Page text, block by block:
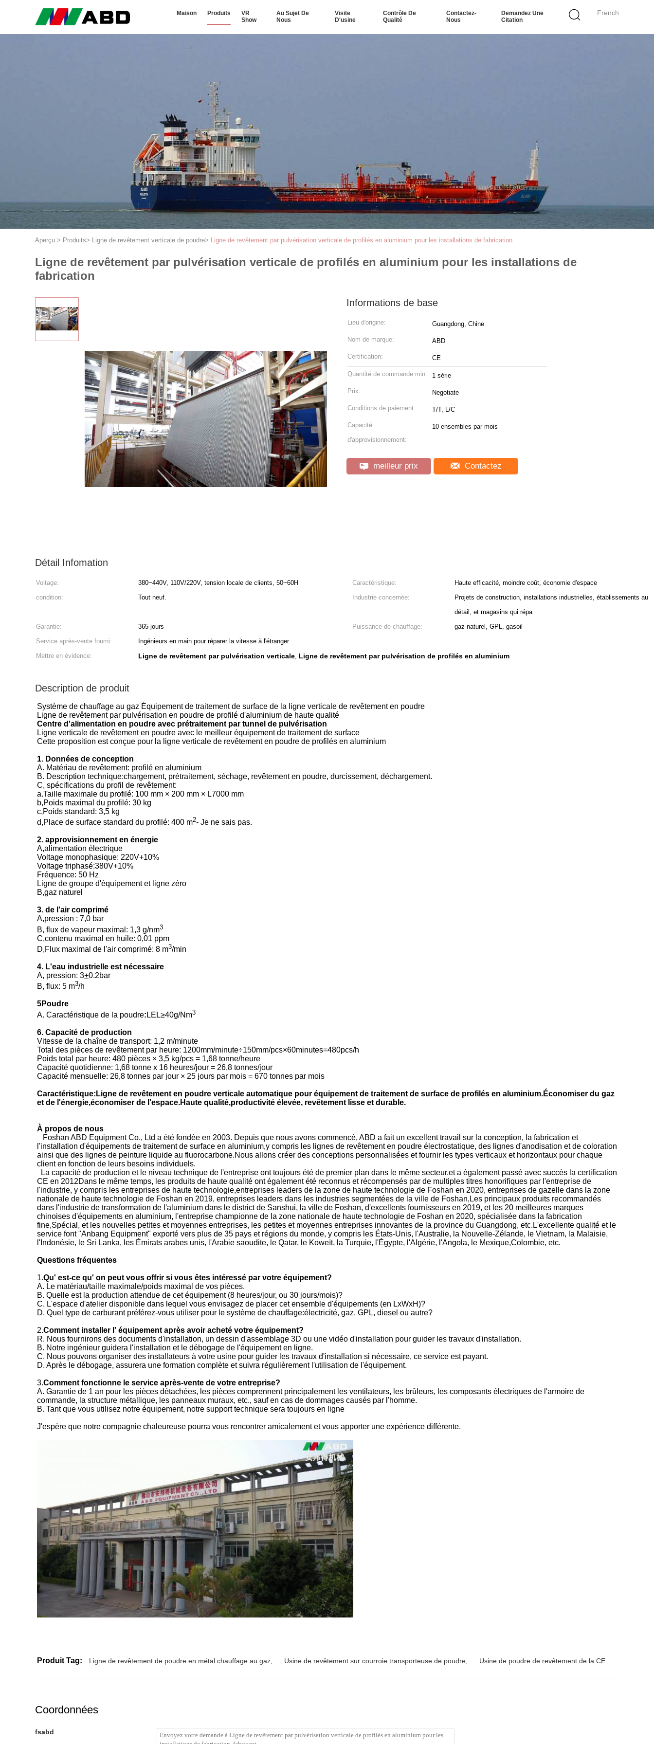
French
Maison Produits
VR
Show
Au Sujet De
Nous
Visite
D'usine
Contrôle De
Qualité
Contactez-
Nous
Demandez Une
Citation
Aperçu > Produits> Ligne de revêtement verticale de poudre> Ligne de revêtement par pulvérisation verticale de profilés en aluminium pour les installations de fabrication
Ligne de revêtement par pulvérisation verticale de profilés en aluminium pour les installations de
fabrication
Informations de base
Lieu d'origine: Guangdong, Chine
Nom de marque: ABD
Certification: CE
Quantité de commande min: 1 série
Prix: Negotiate
Conditions de paiement: T/T, L/C
Capacité
d'approvisionnement:
10 ensembles par mois
meilleur prix Contactez
Détail Infomation
Voltage: 380~440V, 110V/220V, tension locale de clients, 50~60H Caractéristique:
Haute efficacité, moindre coût, économie d'espace
condition:
Tout neuf. Industrie concernée:
Projets de construction, installations industrielles, établissements au
détail, et magasins qui répa
Garantie:
365 jours Puissance de chauffage:
gaz naturel, GPL, gasoil
Service après-vente fourni:
Ingénieurs en main pour réparer la vitesse à l'étranger
Mettre en évidence:
Ligne de revêtement par pulvérisation verticale, Ligne de revêtement par pulvérisation de profilés en aluminium
Description de produit
Système de chauffage au gaz Équipement de traitement de surface de la ligne verticale de revêtement en poudre
Ligne de revêtement par pulvérisation en poudre de profilé d'aluminium de haute qualité
Centre d'alimentation en poudre avec prétraitement par tunnel de pulvérisation
Ligne verticale de revêtement en poudre avec le meilleur équipement de traitement de surface
Cette proposition est conçue pour la ligne verticale de revêtement en poudre de profilés en aluminium
1. Données de conception
A. Matériau de revêtement: profilé en aluminium
B. Description technique:chargement, prétraitement, séchage, revêtement en poudre, durcissement, déchargement.
C, spécifications du profil de revêtement:
a.Taille maximale du profilé: 100 mm × 200 mm × L7000 mm
b,Poids maximal du profilé: 30 kg
c,Poids standard: 3,5 kg
d,Place de surface standard du profilé: 400 m2- Je ne sais pas.
2. approvisionnement en énergie
A,alimentation électrique
Voltage monophasique: 220V+10%
Voltage triphasé:380V+10%
Fréquence: 50 Hz
Ligne de groupe d'équipement et ligne zéro
B,gaz naturel
3. de l'air comprimé
A,pression : 7,0 bar
B, flux de vapeur maximal: 1,3 g/nm3
C,contenu maximal en huile: 0,01 ppm
D,Flux maximal de l'air comprimé: 8 m3/min
4. L'eau industrielle est nécessaire
A, pression: 3+0.2bar
B, flux: 5 m3/h
5Poudre
A. Caractéristique de la poudre: LEL≥40g/Nm3
6. Capacité de production
Vitesse de la chaîne de transport: 1,2 m/minute
Total des pièces de revêtement par heure: 1200mm/minute÷150mm/pcs×60minutes=480pcs/h
Poids total par heure: 480 pièces × 3,5 kg/pcs = 1,68 tonne/heure
Capacité quotidienne: 1,68 tonne x 16 heures/jour = 26,8 tonnes/jour
Capacité mensuelle: 26,8 tonnes par jour × 25 jours par mois = 670 tonnes par mois
Caractéristique:Ligne de revêtement en poudre verticale automatique pour équipement de traitement de surface de profilés en aluminium.Économiser du gaz
et de l'énergie,économiser de l'espace.Haute qualité,productivité élevée, revêtement lisse et durable.
À propos de nous
Foshan ABD Equipment Co., Ltd a été fondée en 2003. Depuis que nous avons commencé, ABD a fait un excellent travail sur la conception, la fabrication et
l'installation d'équipements de traitement de surface en aluminium,y compris les lignes de revêtement en poudre électrostatique, des lignes d'anodisation et de coloration
ainsi que des lignes de peinture liquide au fluorocarbone.Nous allons créer des conceptions personnalisées et fournir les types verticaux et horizontaux pour chaque
client en fonction de leurs besoins individuels.
La capacité de production et le niveau technique de l'entreprise ont toujours été de premier plan dans le même secteur.et a également passé avec succès la certification
CE en 2012Dans le même temps, les produits de haute qualité ont également été reconnus et récompensés par de multiples titres honorifiques par l'entreprise de
l'industrie, y compris les entreprises de haute technologie,entreprises leaders de la zone de haute technologie de Foshan en 2020, entreprises de gazelle dans la zone
nationale de haute technologie de Foshan en 2019, entreprises leaders dans les industries segmentées de la ville de Foshan,Les principaux produits recommandés
dans l'industrie de transformation de l'aluminium dans le district de Sanshui, la ville de Foshan, d'excellents fournisseurs en 2019, et les 20 meilleures marques
chinoises d'équipements en aluminium, l'entreprise championne de la zone nationale de haute technologie de Foshan en 2020, spécialisée dans la fabrication
fine,Spécial, et les nouvelles petites et moyennes entreprises, les petites et moyennes entreprises innovantes de la province du Guangdong, etc.L'excellente qualité et le
service font "Anbang Equipment" exporté vers plus de 35 pays et régions du monde, y compris les États-Unis, l'Australie, la Nouvelle-Zélande, le Vietnam, la Malaisie,
l'Indonésie, le Sri Lanka, les Émirats arabes unis, l'Arabie saoudite, le Qatar, le Koweït, la Turquie, l'Égypte, l'Algérie, l'Angola, le Mexique,Colombie, etc.
Questions fréquentes
1.Qu' est-ce qu' on peut vous offrir si vous êtes intéressé par votre équipement?
A. Le matériau/taille maximale/poids maximal de vos pièces.
B. Quelle est la production attendue de cet équipement (8 heures/jour, ou 30 jours/mois)?
C. L'espace d'atelier disponible dans lequel vous envisagez de placer cet ensemble d'équipements (en LxWxH)?
D. Quel type de carburant préférez-vous utiliser pour le système de chauffage:électricité, gaz, GPL, diesel ou autre?
2.Comment installer l' équipement après avoir acheté votre équipement?
R. Nous fournirons des documents d'installation, un dessin d'assemblage 3D ou une vidéo d'installation pour guider les travaux d'installation.
B. Notre ingénieur guidera l'installation et le débogage de l'équipement en ligne.
C. Nous pouvons organiser des installateurs à votre usine pour guider les travaux d'installation si nécessaire, ce service est payant.
D. Après le débogage, assurera une formation complète et suivra régulièrement l'utilisation de l'équipement.
3.Comment fonctionne le service après-vente de votre entreprise?
A. Garantie de 1 an pour les pièces détachées, les pièces comprennent principalement les ventilateurs, les brûleurs, les composants électriques de l'armoire de
commande, la structure métallique, les panneaux muraux, etc., sauf en cas de dommages causés par l'homme.
B. Tant que vous utilisez notre équipement, notre support technique sera toujours en ligne
J'espère que notre compagnie chaleureuse pourra vous rencontrer amicalement et vous apporter une expérience différente.
Produit Tag: Ligne de revêtement de poudre en métal chauffage au gaz Usine de revêtement sur courroie transporteuse de poudre Usine de poudre de revêtement de la CE
Coordonnées
fsabd